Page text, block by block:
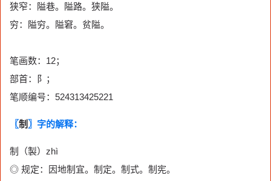
狭窄：隘巷。隘路。狭隘。
穷：隘穷。隘窘。贫隘。
笔画数：12；
部首：阝；
笔顺编号：524313425221
〖制 〗字的解释：
制（製）zhì
◎ 规定：因地制宜。制定。制式。制宪。